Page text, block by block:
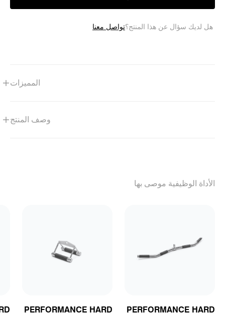
هل لديك سؤال عن هذا المنتج؟تواصل معنا
المميزات
وصف المنتج
الأداة الوظيفية موصى بها
PERFORMANCE HARD
PERFORMANCE HARD